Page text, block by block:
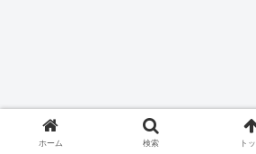
ホーム 検索 ト